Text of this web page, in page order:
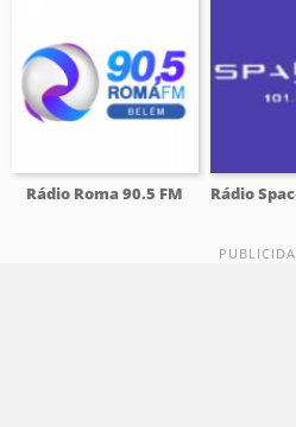
Rádio Roma 90.5 FM